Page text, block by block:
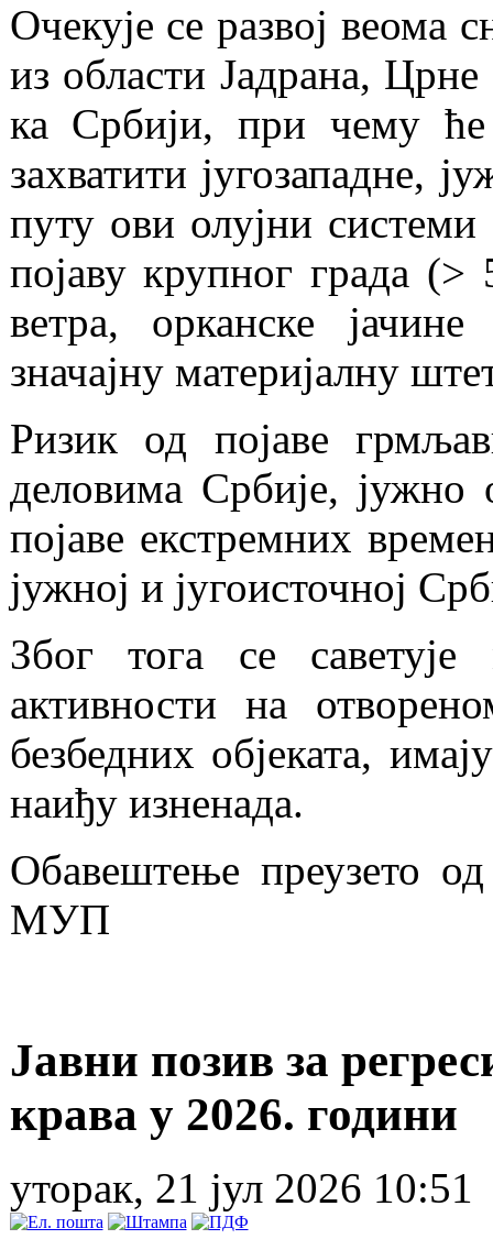
Очекује се развој веома
из области Јадрана,
ка Србији, при чему ће
захватити југозападне,
путу ови олујни
појаву крупног града
ветра, орканске
значајну материјалну
Ризик од појаве
деловима Србије,
појаве екстремних
јужној и југоисточној
Због тога се
активности на
безбедних објеката,
наиђу изненада.
Обавештење преузето
МУП
Јавни позив за
крава у 2026. години
уторак, 21 јул 2026 10:51